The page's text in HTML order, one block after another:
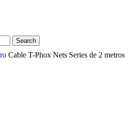
Search
Cable T-Phox Nets Series de 2 metros